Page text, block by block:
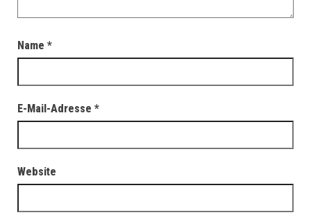
Name *
E-Mail-Adresse *
Website